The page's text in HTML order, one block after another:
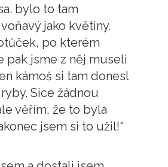
bylo to tam
jako květiny.
po kterém
pak jsme z něj museli
kámoš si tam donesl
Sice žádnou
věřím, že to byla
jsem si to užil!“